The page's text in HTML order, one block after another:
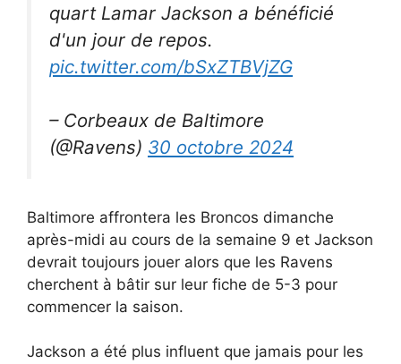
quart Lamar Jackson a bénéficié
d'un jour de repos.
pic.twitter.com/bSxZTBVjZG
– Corbeaux de Baltimore
(@Ravens) 30 octobre 2024
Baltimore affrontera les Broncos dimanche
après-midi au cours de la semaine 9 et Jackson
devrait toujours jouer alors que les Ravens
cherchent à bâtir sur leur fiche de 5-3 pour
commencer la saison.
Jackson a été plus influent que jamais pour les